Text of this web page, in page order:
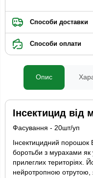
Способи доставки
Способи оплати
Опис
Інсектицид
Фасування - 20шт/уп
Інсектицидний порошок
боротьби з мурахами як
прилеглих територіях.
нейротропною отрутою,